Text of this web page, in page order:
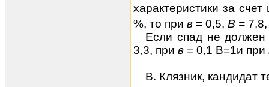
характеристики за
%, то при в = 0,5, В =
Если спад не
3,3, при в = 0,1 В=1и при
В. Клязник, кандидат